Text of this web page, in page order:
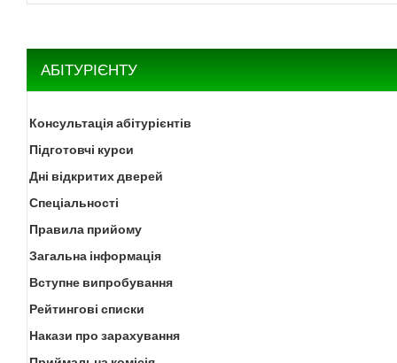
АБІТУРІЄНТУ
Консультація абітурієнтів
Підготовчі курси
Дні відкритих дверей
Спеціальності
Правила прийому
Загальна інформація
Вступне випробування
Рейтингові списки
Накази про зарахування